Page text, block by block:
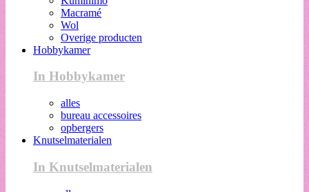
Macramé
Wol
Overige producten
Hobbykamer
In Hobbykamer
alles
bureau accessoires
opbergers
Knutselmaterialen
In Knutselmaterialen